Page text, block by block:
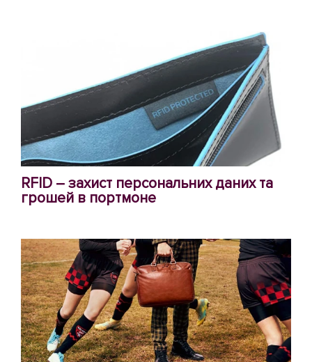
RFID – захист персональних даних та
грошей в портмоне